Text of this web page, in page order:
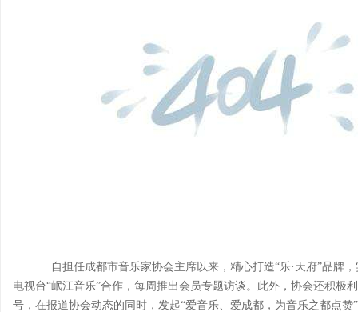
自担任成都市音乐家协会主席以来，精心打造“乐·天府”品牌
电视台“岷江音乐”合作，每周推出会员专题访谈。此外，协会还积极
号，在报道协会动态的同时，发起“爱音乐、爱成都，为音乐之都点